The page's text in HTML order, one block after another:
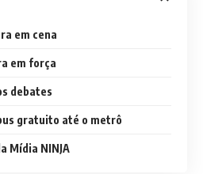
em cena
em força
debates
gratuito até o metrô
Mídia NINJA